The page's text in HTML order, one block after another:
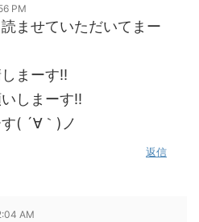
PM
ませていただいてまー
まーす‼︎
しまーす‼︎
( ´∀｀)ノ
返信
AM